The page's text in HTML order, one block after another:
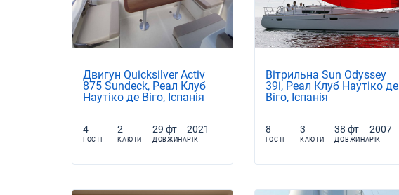
Двигун Quicksilver Activ
875 Sundeck, Реал Клуб
Наутіко де Віго, Іспанія
4
ГОСТІ
2
КАЮТИ
29 фт
ДОВЖИНА
2021
РІК
Вітрильна Sun Odyssey
39i, Реал Клуб Наутіко де
Віго, Іспанія
8
ГОСТІ
3
КАЮТИ
38 фт
ДОВЖИНА
2007
РІК